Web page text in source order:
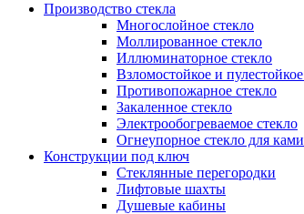
Производство стекла
Многослойное стекло
Моллированное стекло
Иллюминаторное стекло
Взломостойкое и
Противопожарное стекло
Закаленное стекло
Электрообогреваемое стекло
Огнеупорное стекло для
Конструкции под ключ
Стеклянные перегородки
Лифтовые шахты
Душевые кабины